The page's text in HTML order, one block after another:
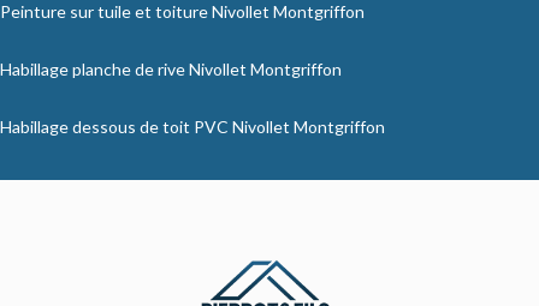
Peinture sur tuile et toiture Nivollet Montgriffon
Habillage planche de rive Nivollet Montgriffon
Habillage dessous de toit PVC Nivollet Montgriffon